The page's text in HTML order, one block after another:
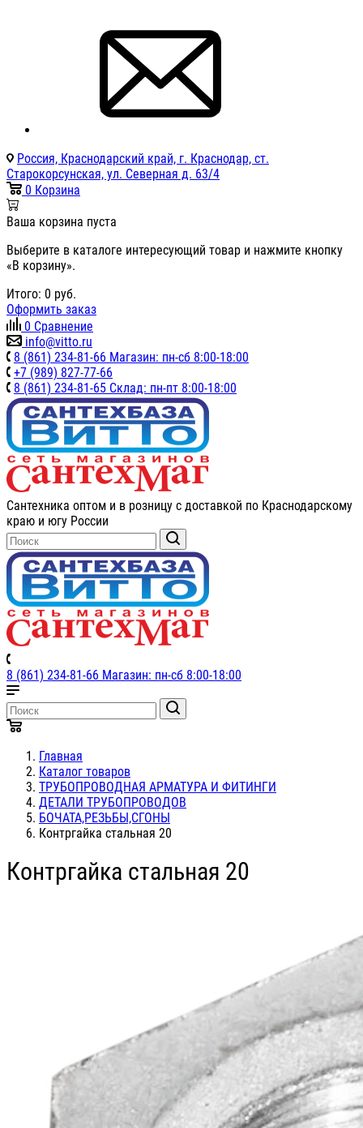
Россия, Краснодарский край, г. Краснодар, ст.
Старокорсунская, ул. Северная д. 63/4
0 Корзина
Ваша корзина пуста
Выберите в каталоге интересующий товар и нажмите кнопку
«В корзину».
Итого: 0 руб.
Оформить заказ
0 Сравнение
info@vitto.ru
8 (861) 234-81-66 Магазин: пн-сб 8:00-18:00
+7 (989) 827-77-66
8 (861) 234-81-65 Склад: пн-пт 8:00-18:00
Сантехника оптом и в розницу с доставкой по Краснодарскому
краю и югу России
8 (861) 234-81-66 Магазин: пн-сб 8:00-18:00
Главная
Каталог товаров
ТРУБОПРОВОДНАЯ АРМАТУРА И ФИТИНГИ
ДЕТАЛИ ТРУБОПРОВОДОВ
БОЧАТА,РЕЗЬБЫ,СГОНЫ
Контргайка стальная 20
Контргайка стальная 20